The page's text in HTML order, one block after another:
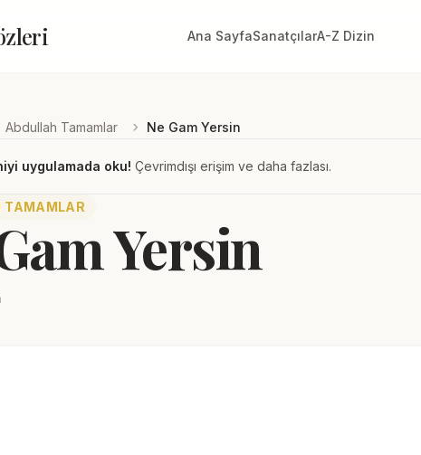
Ana SayfaSanatçılarA-Z Dizin
Abdullah Tamamlar chevron_right Ne Gam Yersin
uygulamada oku! Çevrimdışı erişim ve daha fazlası.
TAMAMLAR
Yersin